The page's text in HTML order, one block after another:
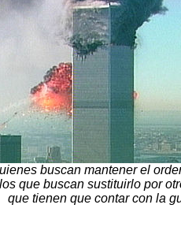
buscan mantener el
que buscan sustituirlo por
que tienen que contar con la